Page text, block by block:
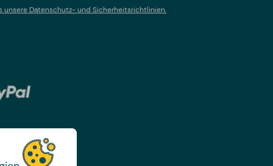
unsere Datenschutz- und Sicherheitsrichtlinien.